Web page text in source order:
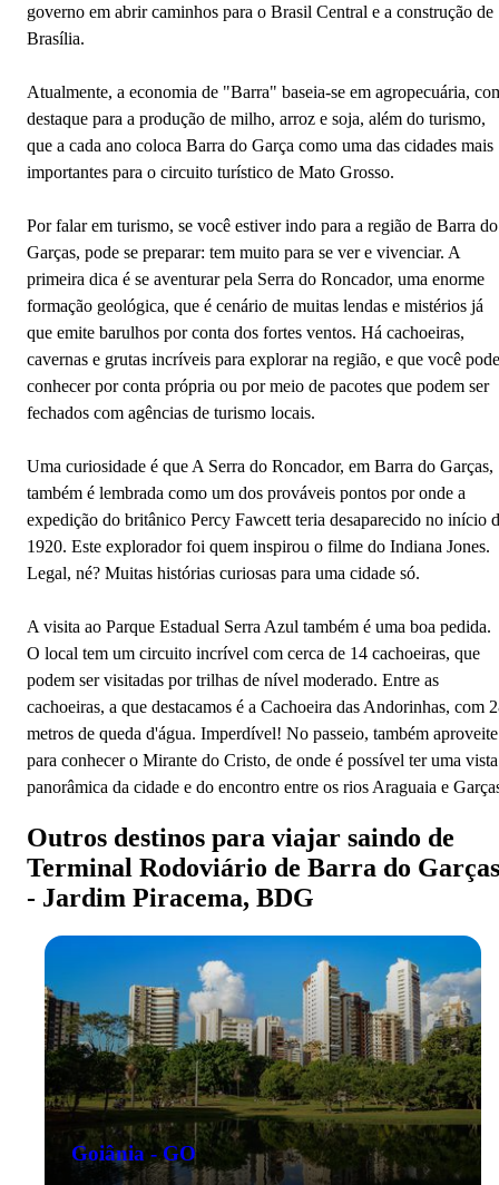
governo em abrir caminhos para o Brasil Central e a construção de
Brasília.
Atualmente, a economia de "Barra" baseia-se em agropecuária,
destaque para a produção de milho, arroz e soja, além do turismo,
que a cada ano coloca Barra do Garça como uma das cidades mais
importantes para o circuito turístico de Mato Grosso.
Por falar em turismo, se você estiver indo para a região de Barra do
Garças, pode se preparar: tem muito para se ver e vivenciar. A
primeira dica é se aventurar pela Serra do Roncador, uma enorme
formação geológica, que é cenário de muitas lendas e mistérios já
que emite barulhos por conta dos fortes ventos. Há cachoeiras,
cavernas e grutas incríveis para explorar na região, e que você pode
conhecer por conta própria ou por meio de pacotes que podem ser
fechados com agências de turismo locais.
Uma curiosidade é que A Serra do Roncador, em Barra do Garças,
também é lembrada como um dos prováveis pontos por onde a
expedição do britânico Percy Fawcett teria desaparecido no início
1920. Este explorador foi quem inspirou o filme do Indiana Jones.
Legal, né? Muitas histórias curiosas para uma cidade só.
A visita ao Parque Estadual Serra Azul também é uma boa pedida.
O local tem um circuito incrível com cerca de 14 cachoeiras, que
podem ser visitadas por trilhas de nível moderado. Entre as
cachoeiras, a que destacamos é a Cachoeira das Andorinhas, com
metros de queda d'água. Imperdível! No passeio, também aproveite
para conhecer o Mirante do Cristo, de onde é possível ter uma vista
panorâmica da cidade e do encontro entre os rios Araguaia e
Outros destinos para viajar saindo de
Terminal Rodoviário de Barra do Garças
- Jardim Piracema, BDG
Goiânia - GO